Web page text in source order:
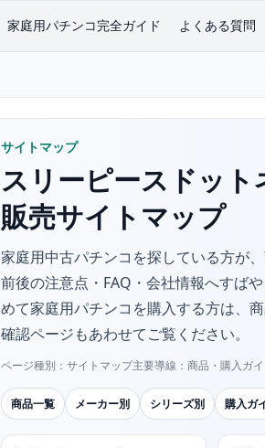
家庭用パチンコ完全ガイド よくある質問
サイトマップ
スリーピースドット
販売サイトマップ
家庭用中古パチンコを探している方が
前後の注意点・FAQ・会社情報へすば
めて家庭用パチンコを購入する方は、
確認ページもあわせてご覧ください。
ページ種別：サイトマップ主要導線：商品・購入ガ
商品一覧 メーカー別 シリーズ別 購入ガ